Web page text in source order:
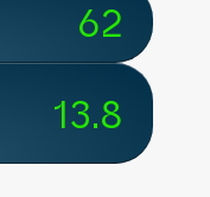
62
13.8